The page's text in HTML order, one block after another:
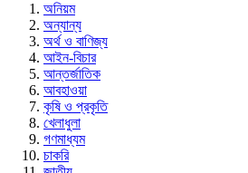
অনিয়ম
অন্যান্য
অর্থ ও বাণিজ্য
আইন-বিচার
আন্তর্জাতিক
আবহাওয়া
কৃষি ও প্রকৃতি
খেলাধুলা
গণমাধ্যম
চাকরি